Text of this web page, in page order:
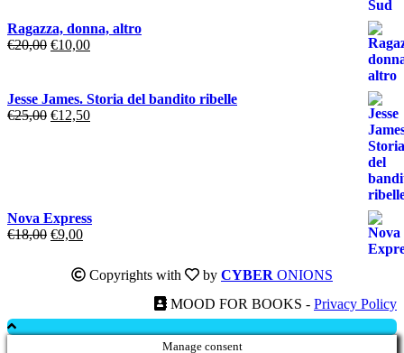
originale
era:
€18,00.
attuale
è:
€9,00.
Ragazza, donna, altro
€20,00 Il
era:
€20,00.
€10,00Il
è:
€10,00.
Jesse James. Storia del bandito ribelle
€25,00 Il
€12,50Il
Nova Express
€18,00 Il
originale
€9,00Il
attuale
è:Copyrights with by CYBER ONIONS
MOOD FOR BOOKS - Privacy Policy
Manage consent